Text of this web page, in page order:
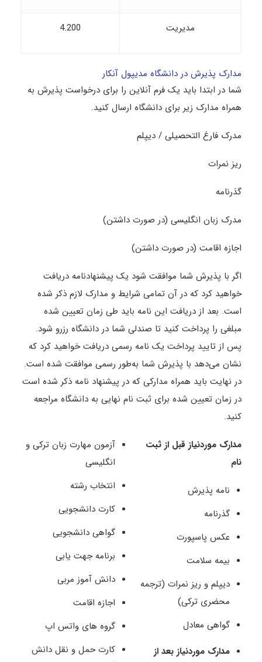
مدیریت 4.200
مدارک پذیرش در دانشگاه مدیپول آنکار
شما در ابتدا باید یک فرم آنلاین را برای درخواست پذیرش به
همراه مدارک زیر برای دانشگاه ارسال کنید.
مدرک فارغ ‌التحصیلی / دیپلم
ریز نمرات
گذرنامه
مدرک زبان انگلیسی (در صورت داشتن)
اجازه اقامت (در صورت داشتن)
اگر با پذیرش شما موافقت شود یک پیشنهادنامه دریافت
خواهید کرد که در آن تمامی شرایط و مدارک لازم ذکر شده
است‌‌‌. بعد از دریافت این نامه باید طی زمان تعیین شده
مبلغی را پرداخت کنید تا صندلی شما در دانشگاه رزرو شود.
پس از تایید پرداخت یک نامه رسمی دریافت خواهید کرد که
نشان می‌دهد با پذیرش شما به‌طور رسمی موافقت شده است‌.
در نهایت باید همراه مدارکی که در پیشنهاد نامه ذکر شده است
در زمان تعیین شده برای ثبت نام نهایی به دانشگاه مراجعه
کنید‌.
مدارک موردنیاز قبل از ثبت
نام
نامه پذیرش
گذرنامه
عکس پاسپورت
بیمه سلامت
دیپلم و ریز نمرات (ترجمه
محضری ترکی)
گواهی معادل
مدارک موردنیاز بعد از
آزمون مهارت زبان ترکی و
انگلیسی
انتخاب رشته
کارت دانشجویی
گواهی دانشجویی
برنامه جهت یابی
دانش آموز مربی
اجازه اقامت
گروه های واتس اپ
کارت حمل و نقل دانش